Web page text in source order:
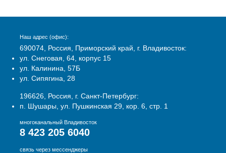
Наш адрес (офис):
690074, Россия, Приморский край, г. Владивосток:
ул. Снеговая, 64, корпус 15
ул. Калинина, 57Б
ул. Сипягина, 28
196626, Россия, г. Санкт-Петербург:
п. Шушары, ул. Пушкинская 29, кор. 6, стр. 1
многоканальный Владивосток
8 423 205 6040
связь через мессенджеры